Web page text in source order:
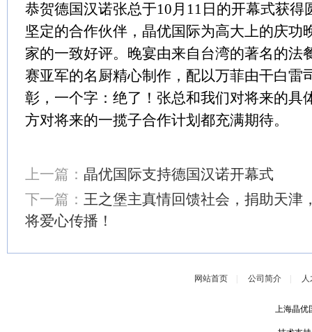
恭贺德国汉诺张总于10月11日的开幕式获
坚定的合作伙伴，晶优国际为高大上的庆功
家的一致好评。晚宴由来自台湾的著名的法
赛亚军的名厨精心制作，配以万菲由干白雷
彰，一个字：绝了！张总和我们对将来的具
方对将来的一揽子合作计划都充满期待。
上一篇： 晶优国际支持德国汉诺开幕式
下一篇： 王之堡主真情回馈社会，捐助天津
将爱心传播！
网站首页| 公司简介|
上海晶